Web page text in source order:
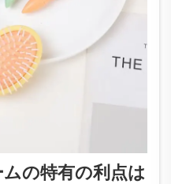
の特有の利点は